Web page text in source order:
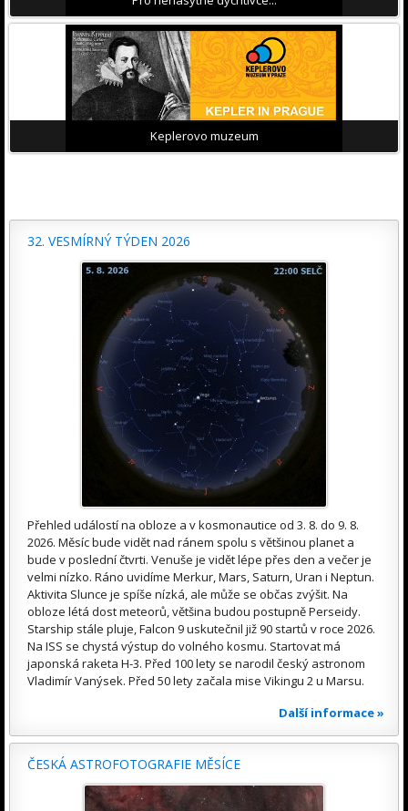
Keplerovo muzeum
32. VESMÍRNÝ TÝDEN 2026
Přehled událostí na obloze a v kosmonautice od 3. 8. do 9. 8.
2026. Měsíc bude vidět nad ránem spolu s většinou planet a
bude v poslední čtvrti. Venuše je vidět lépe přes den a večer je
velmi nízko. Ráno uvidíme Merkur, Mars, Saturn, Uran i Neptun.
Aktivita Slunce je spíše nízká, ale může se občas zvýšit. Na
obloze létá dost meteorů, většina budou postupně Perseidy.
Starship stále pluje, Falcon 9 uskutečnil již 90 startů v roce 2026.
Na ISS se chystá výstup do volného kosmu. Startovat má
japonská raketa H-3. Před 100 lety se narodil český astronom
Vladimír Vanýsek. Před 50 lety začala mise Vikingu 2 u Marsu.
Další informace »
ČESKÁ ASTROFOTOGRAFIE MĚSÍCE